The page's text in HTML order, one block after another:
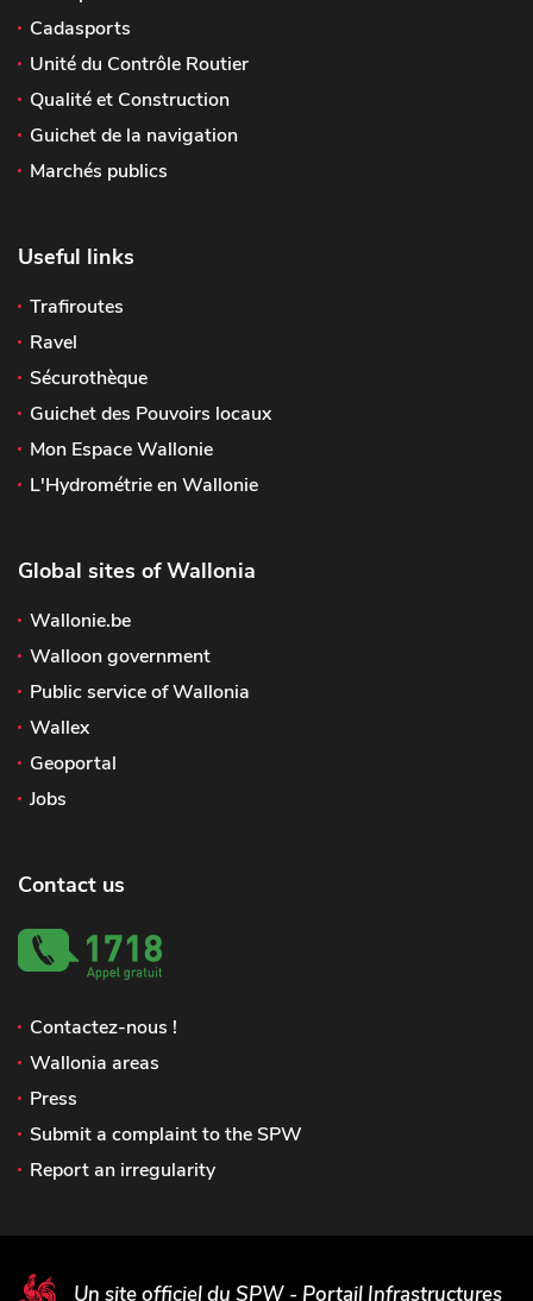
Cadasports
Unité du Contrôle Routier
Qualité et Construction
Guichet de la navigation
Marchés publics
Useful links
Trafiroutes
Ravel
Sécurothèque
Guichet des Pouvoirs locaux
Mon Espace Wallonie
L'Hydrométrie en Wallonie
Global sites of Wallonia
Wallonie.be
Walloon government
Public service of Wallonia
Wallex
Geoportal
Jobs
Contact us
Contactez-nous !
Wallonia areas
Press
Submit a complaint to the SPW
Report an irregularity
Un site officiel du SPW - Portail Infrastructures